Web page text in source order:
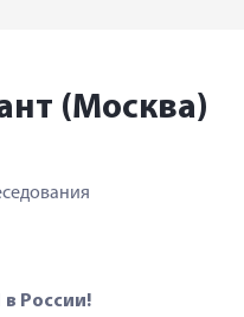
(Москва)
России!